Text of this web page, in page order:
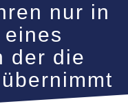
nur in
der die